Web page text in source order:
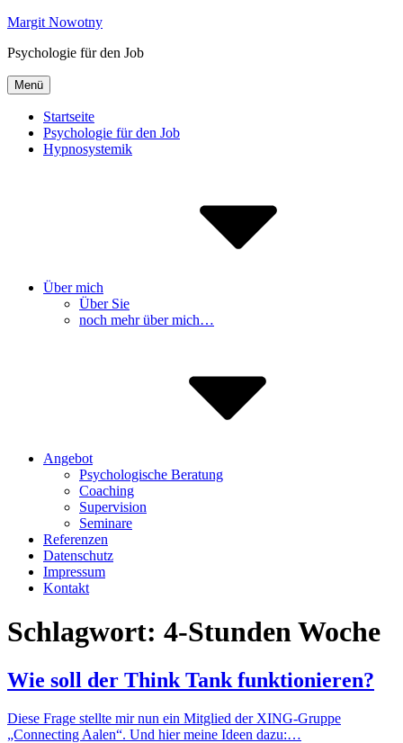
Inhalte
Margit Nowotny
Psychologie für den Job
Menü
Startseite
Psychologie für den Job
Hypnosystemik
Über mich
Über Sie
noch mehr über mich…
Angebot
Psychologische Beratung
Coaching
Supervision
Seminare
Referenzen
Datenschutz
Impressum
Kontakt
Schlagwort: 4-Stunden Woche
Wie soll der Think Tank funktionieren?
Diese Frage stellte mir nun ein Mitglied der XING-Gruppe
„Connecting Aalen“. Und hier meine Ideen dazu:…